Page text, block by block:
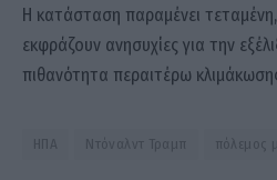
Η κατάσταση παραμένει
εκφράζουν ανησυχίες για την
πιθανότητα περαιτέρω
ΗΠΑ Ντόναλντ Τραμπ πόλεμος